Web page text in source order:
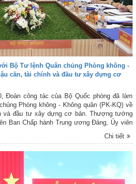
Bộ Tư lệnh Quân chủng Phòng không -
cần, tài chính và đầu tư xây dựng cơ
Đoàn công tác của Bộ Quốc phòng đã làm
Phòng không - Không quân (PK-KQ) về
và đầu tư xây dựng cơ bản. Thượng tướng
Ban Chấp hành Trung ương Đảng, Ủy viên
Bộ Quốc phòng chủ trì buổi làm việc.
tướng Phạm Văn Tính - Phó Tư lệnh Quân
huy Sư đoàn 370.
Chi tiết